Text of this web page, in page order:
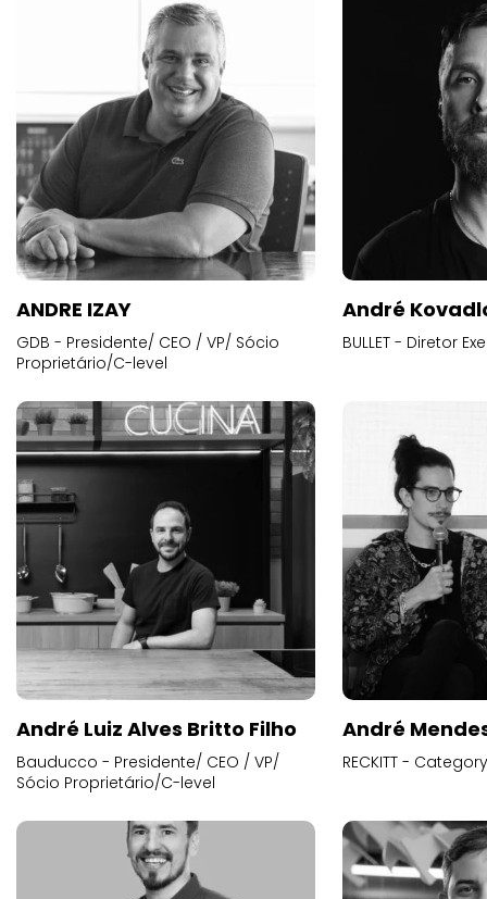
ANDRE IZAY
GDB - Presidente/ CEO / VP/ Sócio
Proprietário/C-level
André
BULLET - Diretor
André Luiz Alves Britto Filho
Bauducco - Presidente/ CEO / VP/
Sócio Proprietário/C-level
André
RECKITT -